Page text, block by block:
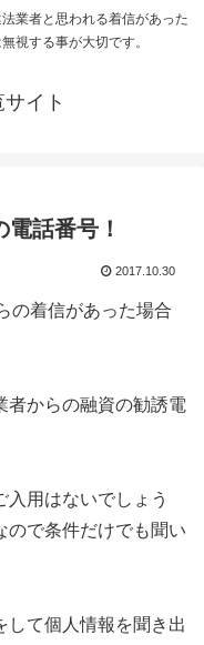
業者と思われる着信があった
視する事が大切です。
イト
話番号！
2017.10.30
の着信があった場合
者からの融資の勧誘電
用はないでしょう
ので条件だけでも聞い
して個人情報を聞き出